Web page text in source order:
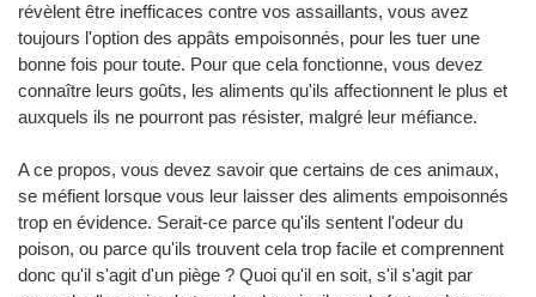
révèlent être inefficaces contre vos assaillants, vous avez
toujours l'option des appâts empoisonnés, pour les tuer une
bonne fois pour toute. Pour que cela fonctionne, vous devez
connaître leurs goûts, les aliments qu'ils affectionnent le plus et
auxquels ils ne pourront pas résister, malgré leur méfiance.
A ce propos, vous devez savoir que certains de ces animaux,
se méfient lorsque vous leur laisser des aliments empoisonnés
trop en évidence. Serait-ce parce qu'ils sentent l'odeur du
poison, ou parce qu'ils trouvent cela trop facile et comprennent
donc qu'il s'agit d'un piège ? Quoi qu'il en soit, s'il s'agit par